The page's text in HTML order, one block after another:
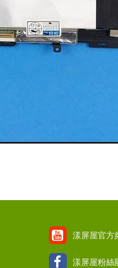
漾屏屋官方
漾屏屋粉絲